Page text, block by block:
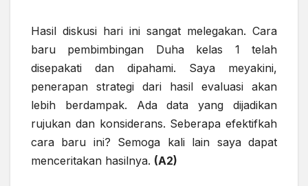
Hasil diskusi hari ini sangat melegakan. Cara
baru pembimbingan Duha kelas 1 telah
disepakati dan dipahami. Saya meyakini,
penerapan strategi dari hasil evaluasi akan
lebih berdampak. Ada data yang dijadikan
rujukan dan konsiderans. Seberapa efektifkah
cara baru ini? Semoga kali lain saya dapat
menceritakan hasilnya. (A2)